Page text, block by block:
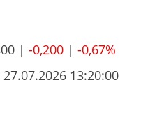
| -0,200 | -0,67%
27.07.2026 13:20:00